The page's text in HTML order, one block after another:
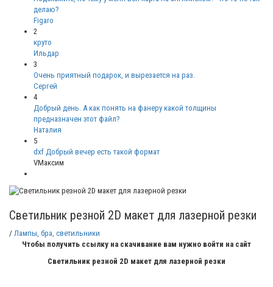
делаю?
Figaro
2
круто
Ильдар
3
Очень приятный подарок, и вырезается на раз.
Сергей
4
Добрый день. А как понять на фанеру какой толщины
предназначен этот файл?
Наталия
5
dxf Добрый вечер есть такой формат
VМаксим
Светильник резной 2D макет для лазерной резки
/ Лампы, бра, светильники
Чтобы получить ссылку на скачивание вам нужно войти на сайт
Светильник резной 2D макет для лазерной резки